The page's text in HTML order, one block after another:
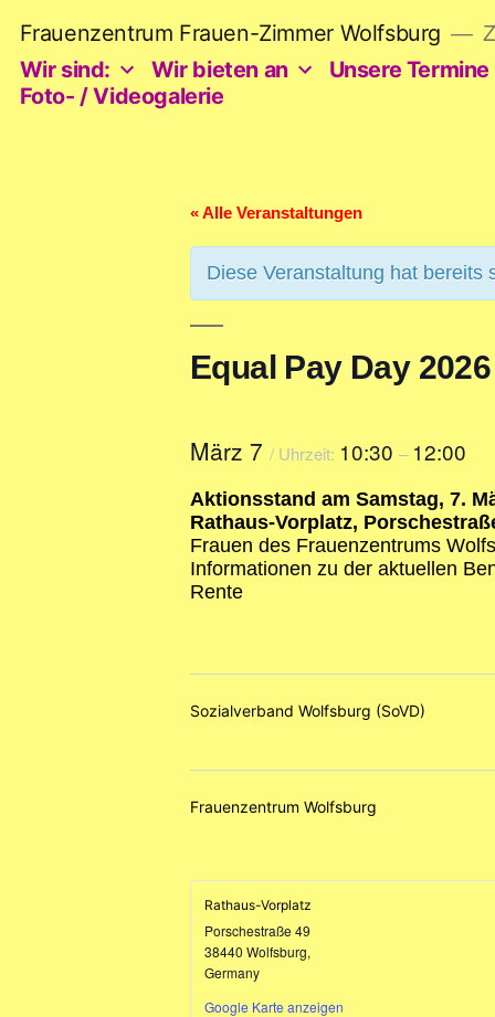
Inhalt
springen
Frauenzentrum Frauen-Zimmer Wolfsburg
Wir sind: Wir bieten an
Unsere
Foto- / Videogalerie
« Alle Veranstaltungen
Diese Veranstaltung hat bereits
Equal Pay Day 2026
März 7 / Uhrzeit: 10:30 – 12:00
Aktionsstand am Samstag, 7.
Rathaus-Vorplatz,
Frauen des Frauenzentrums
Informationen zu der aktuellen
Rente
Sozialverband Wolfsburg (SoVD)
Frauenzentrum Wolfsburg
Rathaus-Vorplatz
Porschestraße 49
38440 Wolfsburg,
Germany
Google Karte anzeigen